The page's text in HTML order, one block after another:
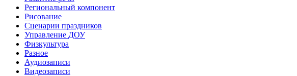
Региональный компонент
Рисование
Сценарии праздников
Управление ДОУ
Физкультура
Разное
Аудиозаписи
Видеозаписи